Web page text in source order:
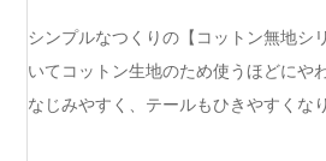
シンプルなつくりの【コットン無地シ
いてコットン生地のため使うほどにや
なじみやすく、テールもひきやすくな